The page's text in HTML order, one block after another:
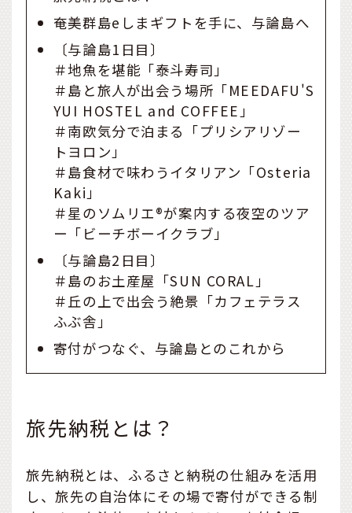
奄美群島eしまギフトを手に、与論島へ
〔与論島1日目〕
＃地魚を堪能「泰斗寿司」
＃島と旅人が出会う場所「MEEDAFU'S
YUI HOSTEL and COFFEE」
＃南欧気分で泊まる「プリシアリゾー
トヨロン」
＃島食材で味わうイタリアン「Osteria
Kaki」
＃星のソムリエ®が案内する夜空のツア
ー「ビーチボーイクラブ」
〔与論島2日目〕
＃島のお土産屋「SUN CORAL」
＃丘の上で出会う絶景「カフェテラス
ふぶ舎」
寄付がつなぐ、与論島とのこれから
旅先納税とは？
旅先納税とは、ふるさと納税の仕組みを活用
し、旅先の自治体にその場で寄付ができる制